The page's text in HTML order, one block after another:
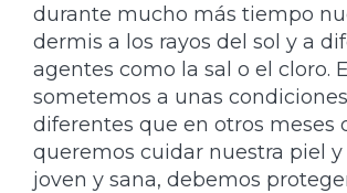
durante mucho más tiempo
dermis a los rayos del sol y a
agentes como la sal o el cloro.
sometemos a unas
diferentes que en otros meses
queremos cuidar nuestra piel y
joven y sana, debemos